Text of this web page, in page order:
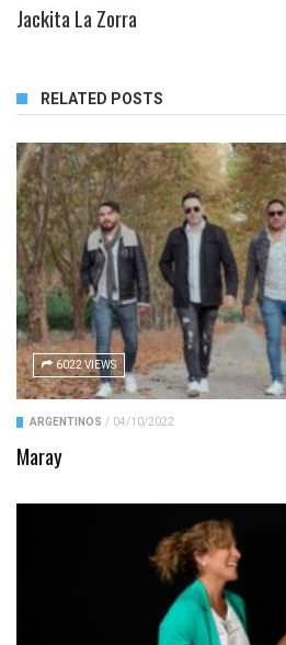
Jackita La Zorra
RELATED POSTS
6022 VIEWS
ARGENTINOS / 04/10/2022
Maray